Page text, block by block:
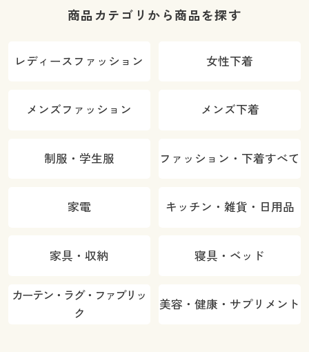
商品カテゴリから商品を探す
レディースファッション 女性下着
メンズファッション メンズ下着
制服・学生服 ファッション・下着すべて
家電 キッチン・雑貨・日用品
家具・収納 寝具・ベッド
カーテン・ラグ・ファブリッ
ク
美容・健康・サプリメント